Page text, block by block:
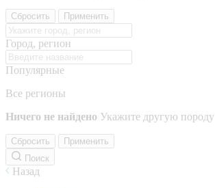
Сбросить Применить
Город, регион
Популярные
Все регионы
Ничего не найдено Укажите другую породу
Сбросить
Применить
Поиск
Назад